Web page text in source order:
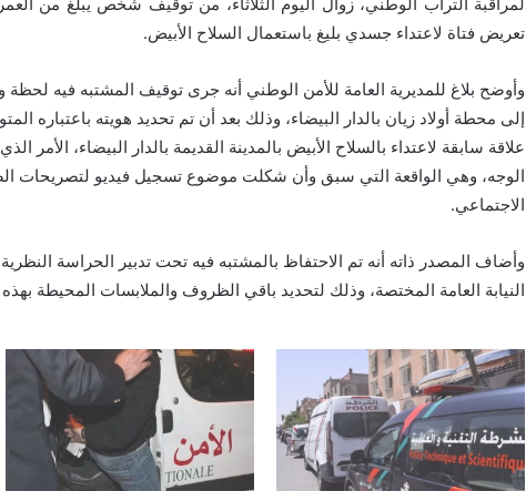
تعريض فتاة لاعتداء جسدي بليغ باستعمال السلاح الأبيض.
وأوضح بلاغ للمديرية العامة للأمن الوطني أنه جرى توقيف المشتبه فيه
إلى محطة أولاد زيان بالدار البيضاء، وذلك بعد أن تم تحديد هويته باعتباره
علاقة سابقة لاعتداء بالسلاح الأبيض بالمدينة القديمة بالدار البيضاء،
الوجه، وهي الواقعة التي سبق وأن شكلت موضوع تسجيل فيديو لتصريحات
الاجتماعي.
وأضاف المصدر ذاته أنه تم الاحتفاظ بالمشتبه فيه تحت تدبير الحراسة
النيابة العامة المختصة، وذلك لتحديد باقي الظروف والملابسات المحيطة